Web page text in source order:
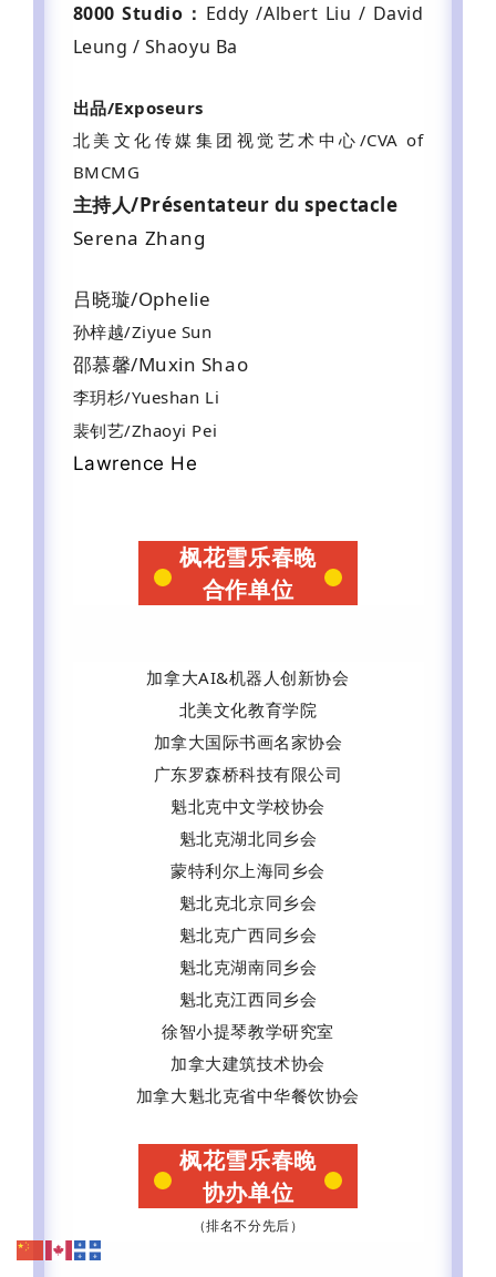
8000 Studio： Eddy /Albert Liu / David
Leung / Shaoyu Ba
出品/Exposeurs
北美文化传媒集团视觉艺术中心/CVA of
BMCMG
主持人/Présentateur du spectacle
Serena Zhang
吕晓璇/Ophelie
孙梓越/Ziyue Sun
邵慕馨/Muxin Shao
李玥杉/Yueshan Li
裴钊艺/Zhaoyi Pei
Lawrence He
枫花雪乐春晚
合作单位
加拿大AI&机器人创新协会
北美文化教育学院
加拿大国际书画名家协会
广东罗森桥科技有限公司
魁北克中文学校协会
魁北克湖北同乡会
蒙特利尔上海同乡会
魁北克北京同乡会
魁北克广西同乡会
魁北克湖南同乡会
魁北克江西同乡会
徐智小提琴教学研究室
加拿大建筑技术协会
加拿大魁北克省中华餐饮协会
枫花雪乐春晚
协办单位
（排名不分先后）